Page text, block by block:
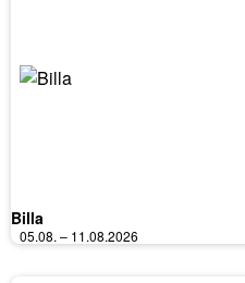
Billa
05.08. – 11.08.2026